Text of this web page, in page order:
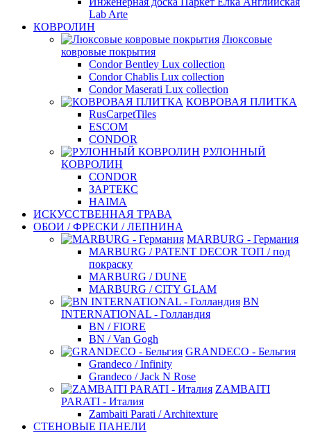
Lab Arte
КОВРОЛИН
Люксовые
ковровые покрытия
Condor Bentley Lux collection
Condor Chablis Lux collection
Condor Maserati Lux collection
КОВРОВАЯ ПЛИТКА
RusCarpetTiles
ESCOM
CONDOR
РУЛОННЫЙ
КОВРОЛИН
CONDOR
ЗАРТЕКС
HAIMA
ИСКУССТВЕННАЯ ТРАВА
ОБОИ / ФРЕСКИ / ЛЕПНИНА
MARBURG - Германия
MARBURG / PATENT DECOR ТОП / под
покраску
MARBURG / DUNE
MARBURG / CITY GLAM
BN
INTERNATIONAL - Голландия
BN / FIORE
BN / Van Gogh
GRANDECO - Бельгия
Grandeco / Infinity
Grandeco / Jack N Rose
ZAMBAITI
PARATI - Италия
Zambaiti Parati / Architexture
СТЕНОВЫЕ ПАНЕЛИ